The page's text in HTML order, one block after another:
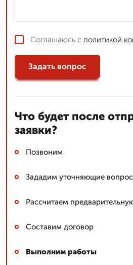
Соглашаюсь с политикой
Задать вопрос
Что будет после
заявки?
Позвоним
Зададим уточняющие
Рассчитаем
Составим договор
Выполним работы